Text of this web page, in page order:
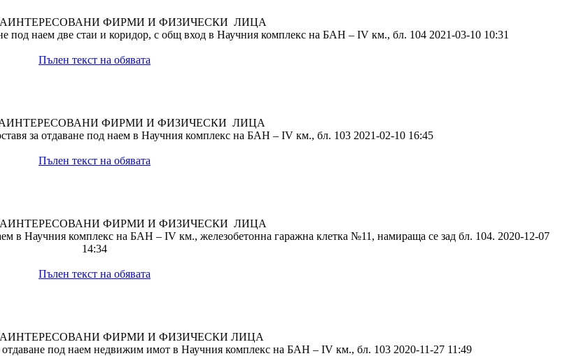
ФИРМИ И ФИЗИЧЕСКИ ЛИЦА
под наем две стаи и коридор, с общ вход в Научния комплекс на БАН – IV км., бл. 104 2021-03-10 10:31
Пълен текст на обявата
ФИРМИ И ФИЗИЧЕСКИ ЛИЦА
за отдаване под наем в Научния комплекс на БАН – IV км., бл. 103 2021-02-10 16:45
Пълен текст на обявата
ФИРМИ И ФИЗИЧЕСКИ ЛИЦА
в Научния комплекс на БАН – IV км., железобетонна гаражна клетка №11, намираща се зад бл. 104. 2020-12-07
14:34
Пълен текст на обявата
ФИРМИ И ФИЗИЧЕСКИ ЛИЦА
под наем недвижим имот в Научния комплекс на БАН – IV км., бл. 103 2020-11-27 11:49